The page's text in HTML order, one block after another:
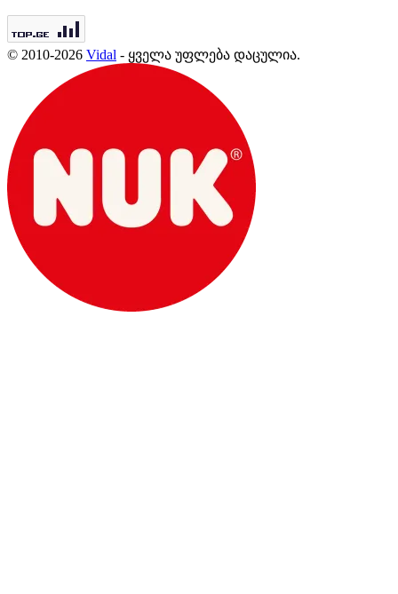
© 2010-2026 Vidal - ყველა უფლება დაცულია.